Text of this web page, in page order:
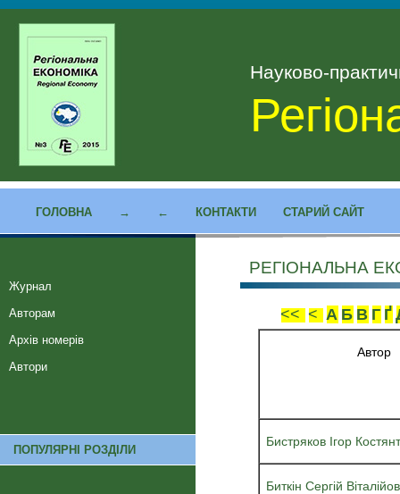
Науково-
ГОЛОВНА → ← КОНТАКТИ СТАРИЙ САЙТ
Журнал
Авторам
Архів номерів
Автори
ПОПУЛЯРНІ РОЗДІЛИ
РЕГІОНАЛЬНА
<< < А Б В Г Ґ
Автор
Бистряков Ігор
Биткін Сергій